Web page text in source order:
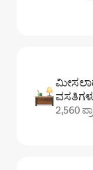
2,560